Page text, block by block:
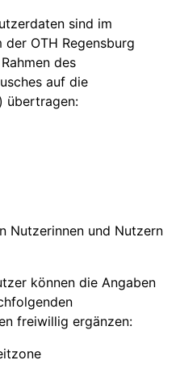
sind im
OTH Regensburg
des
auf die
übertragen:
Nutzerinnen und Nutzern
können die Angaben
freiwillig ergänzen: